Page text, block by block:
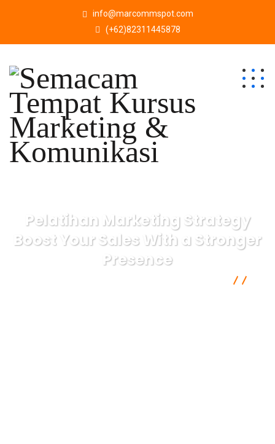
info@marcommspot.com
(+62)82311445878
Pelatihan Marketing Strategy
Boost Your Sales With a Stronger
Presence